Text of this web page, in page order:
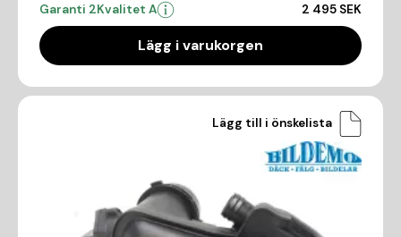
Garanti 2Kvalitet A 2 495 SEK
Lägg i varukorgen
Lägg till i önskelista